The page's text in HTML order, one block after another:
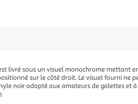
livré sous un visuel monochrome
sur le côté droit. Le visuel fourni ne
noir adapté aux amateurs de galettes et